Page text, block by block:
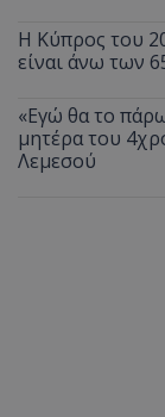
Η Κύπρος του
είναι άνω των
«Εγώ θα το
μητέρα του
Λεμεσού